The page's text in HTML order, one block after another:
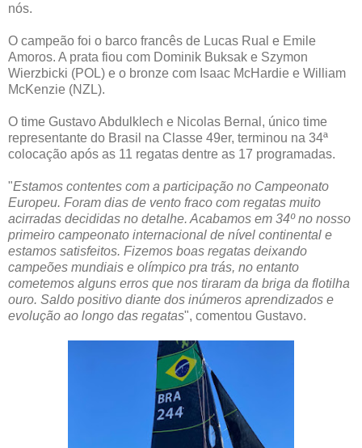
nós.
O campeão foi o barco francês de Lucas Rual e Emile
Amoros. A prata fiou com Dominik Buksak e Szymon
Wierzbicki (POL) e o bronze com Isaac McHardie e William
McKenzie (NZL).
O time Gustavo Abdulklech e Nicolas Bernal, único time
representante do Brasil na Classe 49er, terminou na 34ª
colocação após as 11 regatas dentre as 17 programadas.
"Estamos contentes com a participação no Campeonato
Europeu. Foram dias de vento fraco com regatas muito
acirradas decididas no detalhe. Acabamos em 34º no nosso
primeiro campeonato internacional de nível continental e
estamos satisfeitos. Fizemos boas regatas deixando
campeões mundiais e olímpico pra trás, no entanto
cometemos alguns erros que nos tiraram da briga da flotilha
ouro. Saldo positivo diante dos inúmeros aprendizados e
evolução ao longo das regatas", comentou Gustavo.